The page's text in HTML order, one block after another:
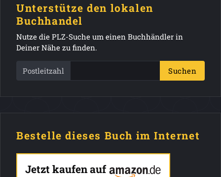
Unterstütze den lokalen
Buchhandel
Nutze die PLZ-Suche um einen Buchhändler in
Deiner Nähe zu finden.
Postleitzahl Suchen
Bestelle dieses Buch im Internet
Jetzt kaufen auf